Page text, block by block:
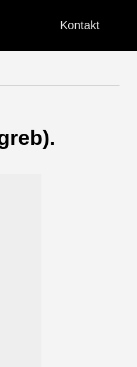
Kontakt